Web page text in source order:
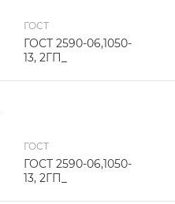
ГОСТ
ГОСТ 2590-06,1050-
13, 2ГП_
ГОСТ
ГОСТ 2590-06,1050-
13, 2ГП_